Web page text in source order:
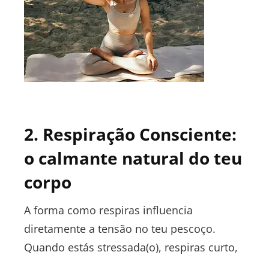
2. Respiração Consciente:
o calmante natural do teu
corpo
A forma como respiras influencia
diretamente a tensão no teu pescoço.
Quando estás stressada(o), respiras curto,